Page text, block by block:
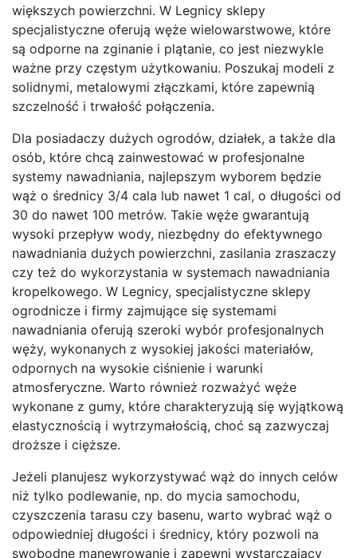
większych powierzchni. W Legnicy sklepy
specjalistyczne oferują węże wielowarstwowe, które
są odporne na zginanie i plątanie, co jest niezwykle
ważne przy częstym użytkowaniu. Poszukaj modeli z
solidnymi, metalowymi złączkami, które zapewnią
szczelność i trwałość połączenia.
Dla posiadaczy dużych ogrodów, działek, a także dla
osób, które chcą zainwestować w profesjonalne
systemy nawadniania, najlepszym wyborem będzie
wąż o średnicy 3/4 cala lub nawet 1 cal, o długości od
30 do nawet 100 metrów. Takie węże gwarantują
wysoki przepływ wody, niezbędny do efektywnego
nawadniania dużych powierzchni, zasilania zraszaczy
czy też do wykorzystania w systemach nawadniania
kropelkowego. W Legnicy, specjalistyczne sklepy
ogrodnicze i firmy zajmujące się systemami
nawadniania oferują szeroki wybór profesjonalnych
węży, wykonanych z wysokiej jakości materiałów,
odpornych na wysokie ciśnienie i warunki
atmosferyczne. Warto również rozważyć węże
wykonane z gumy, które charakteryzują się wyjątkową
elastycznością i wytrzymałością, choć są zazwyczaj
droższe i cięższe.
Jeżeli planujesz wykorzystywać wąż do innych celów
niż tylko podlewanie, np. do mycia samochodu,
czyszczenia tarasu czy basenu, warto wybrać wąż o
odpowiedniej długości i średnicy, który pozwoli na
swobodne manewrowanie i zapewni wystarczający